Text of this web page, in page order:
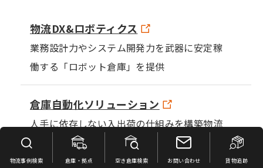
物流DX&ロボティクス
業務設計力やシステム開発力を武器に安定稼
働する「ロボット倉庫」を提供
倉庫自動化ソリューション
人手に依存しない入出荷の仕組みを構築物流
ロボットなど自動化設備を積極導入
物流事例検索 倉庫・拠点 空き倉庫検索 お問い合わせ 貨物追跡